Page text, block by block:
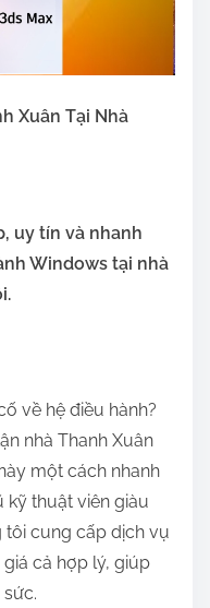
Xuân Tại Nhà
uy tín và nhanh
Windows tại nhà
về hệ điều hành?
nhà Thanh Xuân
một cách nhanh
kỹ thuật viên giàu
tôi cung cấp dịch vụ
cả hợp lý, giúp